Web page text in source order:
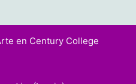
en Century College